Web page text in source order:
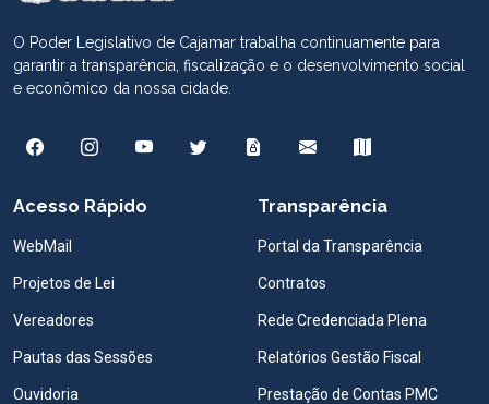
O Poder Legislativo de Cajamar trabalha continuamente para
garantir a transparência, fiscalização e o desenvolvimento social
e econômico da nossa cidade.
Acesso Rápido
WebMail
Projetos de Lei
Vereadores
Pautas das Sessões
Ouvidoria
Transparência
Portal da Transparência
Contratos
Rede Credenciada Plena
Relatórios Gestão Fiscal
Prestação de Contas PMC